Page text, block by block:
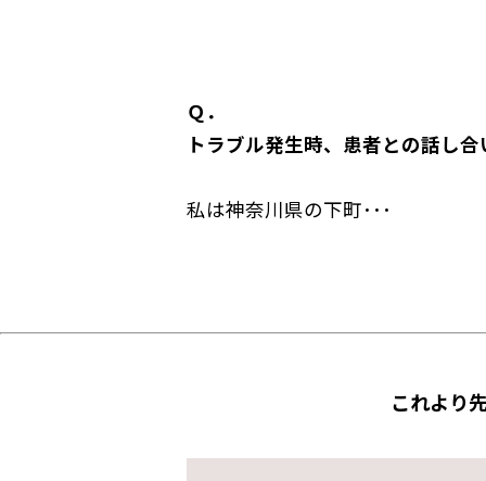
Ｑ．
トラブル発生時、患者との話し
私は神奈川県の下町･･･
これより